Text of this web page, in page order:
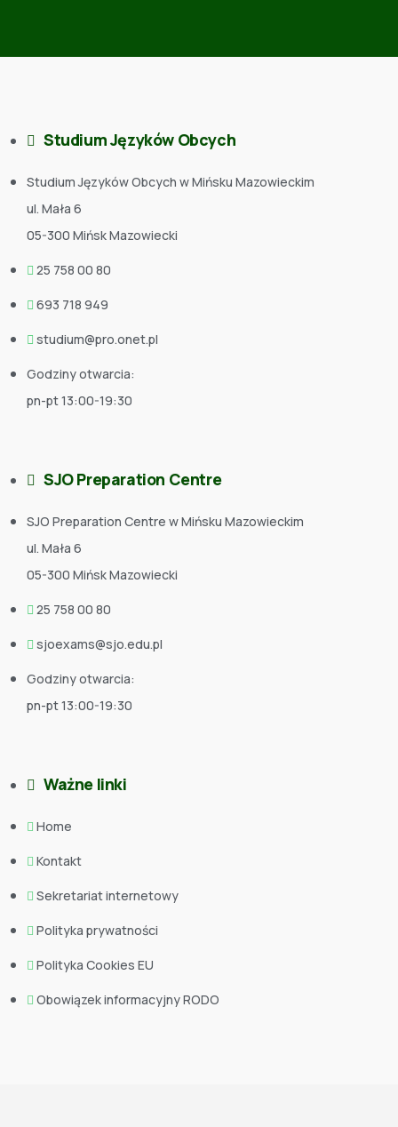
Studium Języków Obcych
Studium Języków Obcych w Mińsku Mazowieckim
ul. Mała 6
05-300 Mińsk Mazowiecki
25 758 00 80
693 718 949
studium@pro.onet.pl
Godziny otwarcia:
pn-pt 13:00-19:30
SJO Preparation Centre
SJO Preparation Centre w Mińsku Mazowieckim
ul. Mała 6
05-300 Mińsk Mazowiecki
25 758 00 80
sjoexams@sjo.edu.pl
Godziny otwarcia:
pn-pt 13:00-19:30
Ważne linki
Home
Kontakt
Sekretariat internetowy
Polityka prywatności
Polityka Cookies EU
Obowiązek informacyjny RODO